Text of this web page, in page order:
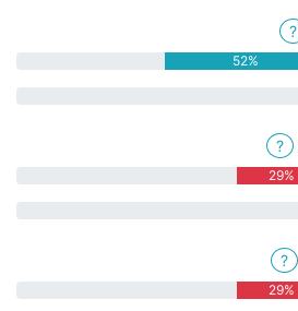
?
52%
?
29%
?
29%